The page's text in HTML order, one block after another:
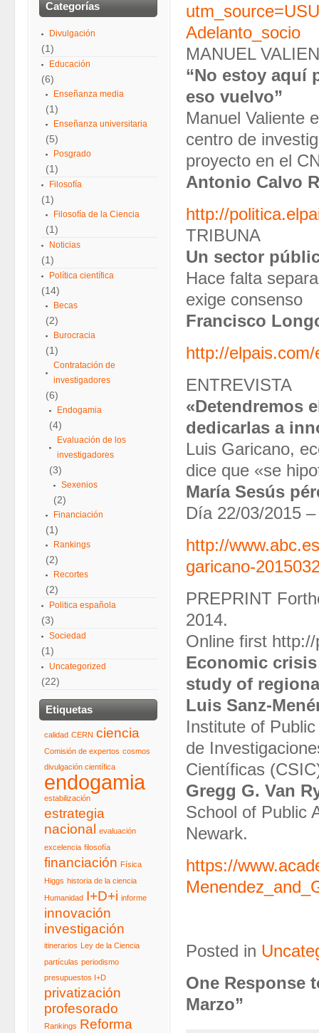
Adelanto_socio
MANUEL
“No estoy aquí
eso vuelvo”
Manuel Valiente
centro de
proyecto en el
Antonio Calvo
http://
TRIBUNA
Un sector
Hace falta
exige consenso
Francisco
http://
ENTREVISTA
«Detendremos
dedicarlas a
Luis Garicano,
dice que «se
María Sesús
Día 22/03/2015 –
http://
garicano-
PREPRINT
2014.
Online first
Economic
study of
Luis
Institute of
de
Científicas
Gregg G. Van
School of Public
Newark.
https://
Posted in
One Response
Marzo”
Categorías
Divulgación
(1)
Educación
(6)
Enseñanza media
(1)
Enseñanza universitaria
(5)
Posgrado
(1)
Filosofía
(1)
Filosofía de la Ciencia
(1)
Noticias
(1)
Política científica
(14)
Becas
(2)
Burocracia
(1)
Contratación de
investigadores
(6)
Endogamia
(4)
Evaluación de los
investigadores
(3)
Sexenios
(2)
Financiación
(1)
Rankings
(2)
Recortes
(2)
Politica española
(3)
Sociedad
(1)
Uncategorized
(22)
Etiquetas
calidad CERN ciencia
Comisión de expertos cosmos
divulgación científica
endogamia
estabilización
estrategia
nacional
evaluación
excelencia filosofía
financiación Física
Higgs historia de la ciencia
Humanidad I+D+i informe
innovación
investigación
itinerarios Ley de la Ciencia
partículas periodismo
presupuestos I+D
privatización
profesorado
Rankings Reforma